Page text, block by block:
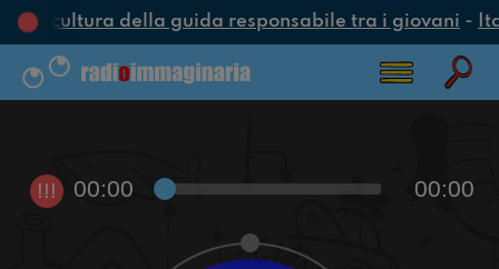
cultura della guida responsabile tra i giovani-
!!! 00:00 00:00